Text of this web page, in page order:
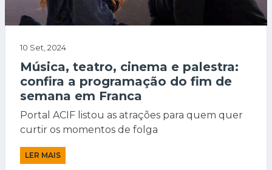
10 Set, 2024
Música, teatro, cinema e palestra:
confira a programação do fim de
semana em Franca
Portal ACIF listou as atrações para quem quer
curtir os momentos de folga
LER MAIS